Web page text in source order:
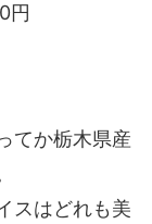
円
てか栃木県産
スはどれも美